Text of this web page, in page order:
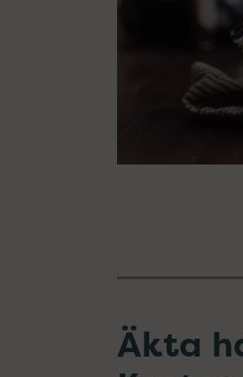
Äkta